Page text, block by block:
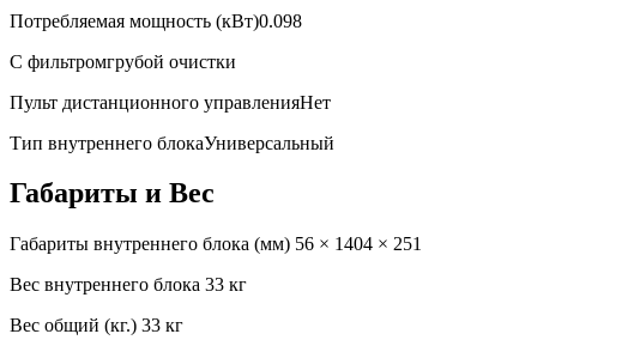
Потребляемая мощность (кВт)0.098
С фильтромгрубой очистки
Пульт дистанционного управленияНет
Тип внутреннего блокаУниверсальный
Габариты и Вес
Габариты внутреннего блока (мм) 56 × 1404 × 251
Вес внутреннего блока 33 кг
Вес общий (кг.) 33 кг